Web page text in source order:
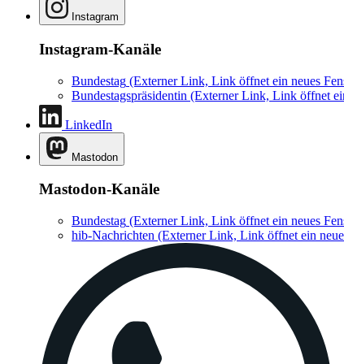
Instagram
Instagram-Kanäle
Bundestag (Externer Link, Link öffnet ein neues
Bundestagspräsidentin (Externer Link, Link öffnet
LinkedIn
Mastodon
Mastodon-Kanäle
Bundestag (Externer Link, Link öffnet ein neues
hib-Nachrichten (Externer Link, Link öffnet ein